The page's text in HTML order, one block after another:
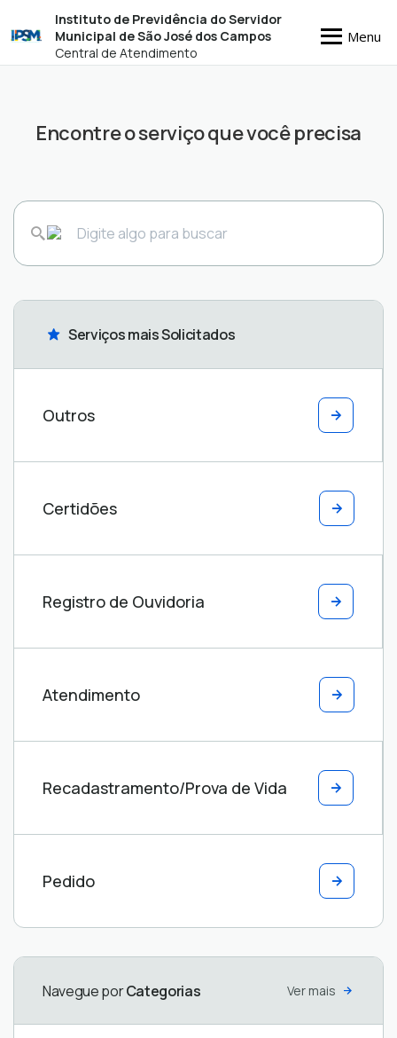
Instituto de Previdência do Servidor
Municipal de São José dos Campos
Central de Atendimento
Menu
Encontre o serviço que você precisa
Serviços mais Solicitados
Outros
Certidões
Registro de Ouvidoria
Atendimento
Recadastramento/Prova de Vida
Pedido
Navegue porCategorias Ver mais
2 - Acesso
informação
Ver